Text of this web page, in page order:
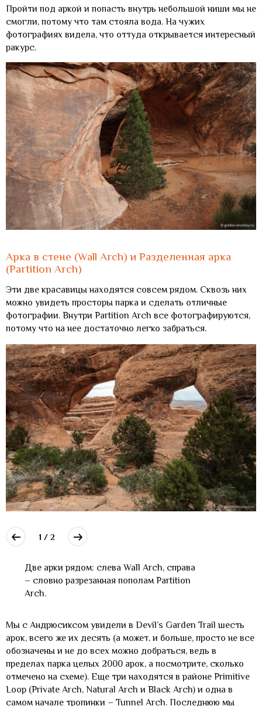
Пройти под аркой и попасть внутрь небольшой ниши мы не
смогли, потому что там стояла вода. На чужих
фотографиях видела, что оттуда открывается интересный
ракурс.
Арка в стене (Wall Arch) и Разделенная арка
(Partition Arch)
Эти две красавицы находятся совсем рядом. Сквозь них
можно увидеть просторы парка и сделать отличные
фотографии. Внутри Partition Arch все фотографируются,
потому что на нее достаточно легко забраться.
1 / 2
Две арки рядом: слева Wall Arch, справа
– словно разрезанная пополам Partition
Arch.
Мы с Андрюсиксом увидели в Devil’s Garden Trail шесть
арок, всего же их десять (а может, и больше, просто не все
обозначены и не до всех можно добраться, ведь в
пределах парка целых 2000 арок, а посмотрите, сколько
отмечено на схеме). Еще три находятся в районе Primitive
Loop (Private Arch, Natural Arch и Black Arch) и одна в
самом начале тропинки – Tunnel Arch. Последнюю мы